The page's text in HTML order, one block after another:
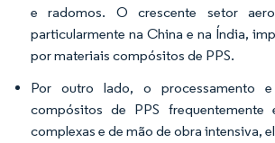
e radomos. O crescente setor
particularmente na China e na Índia,
por materiais compósitos de PPS.
Por outro lado, o processamento
compósitos de PPS frequentemente
complexas e de mão de obra intensiva,